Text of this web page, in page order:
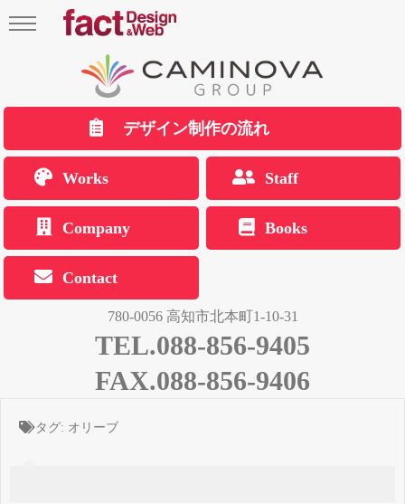
デザイン制作の流れ
Works Staff
Company Books
Contact
780-0056 高知市北本町1-10-31
TEL.088-856-9405
FAX.088-856-9406
タグ: オリーブ